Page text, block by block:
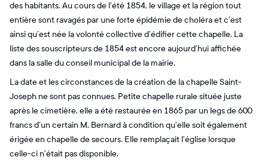
des habitants. Au cours de l’été 1854, le village et la région tout
entière sont ravagés par une forte épidémie de choléra et c’est
ainsi qu’est née la volonté collective d’édifier cette chapelle. La
liste des souscripteurs de 1854 est encore aujourd’hui affichée
dans la salle du conseil municipal de la mairie.
La date et les circonstances de la création de la chapelle Saint-
Joseph ne sont pas connues. Petite chapelle rurale située juste
après le cimetière, elle a été restaurée en 1865 par un legs de 600
francs d’un certain M. Bernard à condition qu’elle soit également
érigée en chapelle de secours. Elle remplaçait l’église lorsque
celle-ci n’était pas disponible.